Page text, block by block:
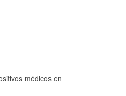
médicos en